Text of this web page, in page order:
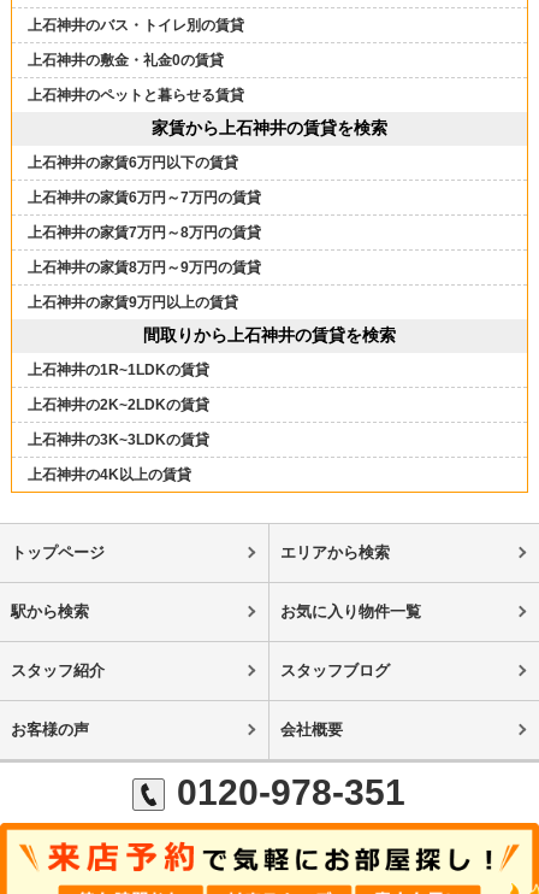
上石神井のバス・トイレ別の賃貸
上石神井の敷金・礼金0の賃貸
上石神井のペットと暮らせる賃貸
家賃から上石神井の賃貸を検索
上石神井の家賃6万円以下の賃貸
上石神井の家賃6万円～7万円の賃貸
上石神井の家賃7万円～8万円の賃貸
上石神井の家賃8万円～9万円の賃貸
上石神井の家賃9万円以上の賃貸
間取りから上石神井の賃貸を検索
上石神井の1R~1LDKの賃貸
上石神井の2K~2LDKの賃貸
上石神井の3K~3LDKの賃貸
上石神井の4K以上の賃貸
トップページ エリアから検索
駅から検索 お気に入り物件一覧
スタッフ紹介 スタッフブログ
お客様の声 会社概要
0120-978-351